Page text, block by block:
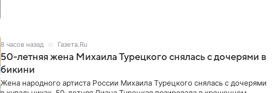
8 часов назад Газета.Ru
50-летняя жена Михаила Турецкого снялась с дочерями в
бикини
Жена народного артиста России Михаила Турецкого снялась с дочерями